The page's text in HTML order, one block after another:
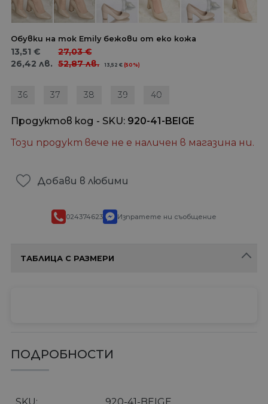
Обувки на ток Emily бежови от еко кожа
13,51 €
26,42 лв.
27,03€
52,87лв. 13,52€ (50%)
36 37 38 39 40
Продуктов код - SKU 920-41-BEIGE
Този продукт вече не е наличен в магазина ни.
Добави в любими
024374623 Изпратете ни съобщение
ТАБЛИЦА С РАЗМЕРИ
ПОДРОБНОСТИ
SKU 920-41-BEIGE